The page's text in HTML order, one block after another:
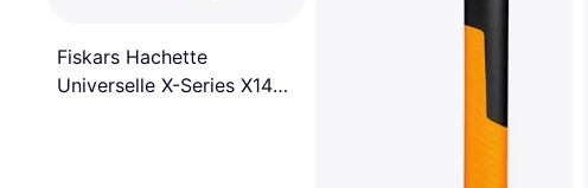
Fiskars Hachette
Universelle X-Series X14